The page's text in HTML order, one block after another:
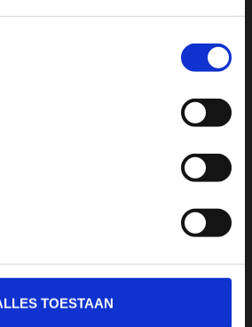
TOESTAAN
+31 35 6225294